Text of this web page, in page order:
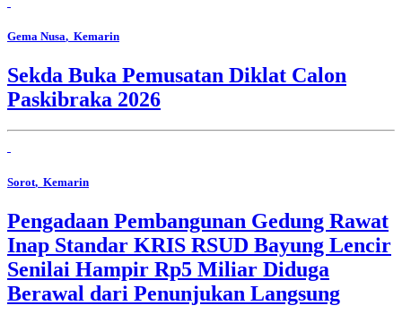
Gema Nusa, Kemarin
Sekda Buka Pemusatan Diklat Calon
Paskibraka 2026
Sorot, Kemarin
Pengadaan Pembangunan Gedung Rawat
Inap Standar KRIS RSUD Bayung Lencir
Senilai Hampir Rp5 Miliar Diduga
Berawal dari Penunjukan Langsung